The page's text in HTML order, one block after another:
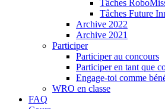
Tâches
Tâches Future
Archive 2022
Archive 2021
Participer
Participer au concours
Participer en tant que
Engage-toi comme
WRO en classe
FAQ